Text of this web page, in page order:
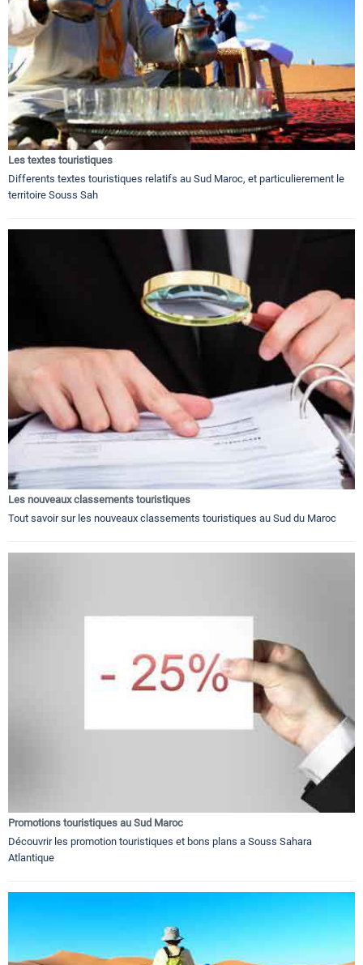
Les textes touristiques
Differents textes touristiques relatifs au Sud Maroc, et particulierement le
territoire Souss Sah
Les nouveaux classements touristiques
Tout savoir sur les nouveaux classements touristiques au Sud du Maroc
Promotions touristiques au Sud Maroc
Découvrir les promotion touristiques et bons plans a Souss Sahara
Atlantique